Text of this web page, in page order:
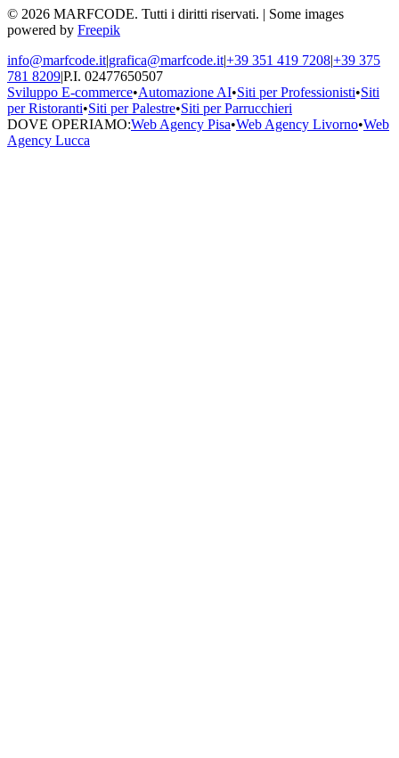
© 2026 MARFCODE. Tutti i diritti riservati. | Some images
powered by Freepik
info@marfcode.it|grafica@marfcode.it|+39 351 419 7208|+39 375
781 8209|P.I. 02477650507
Sviluppo E-commerce•Automazione AI•Siti per Professionisti•Siti
per Ristoranti•Siti per Palestre•Siti per Parrucchieri
DOVE OPERIAMO:Web Agency Pisa•Web Agency Livorno•Web
Agency Lucca